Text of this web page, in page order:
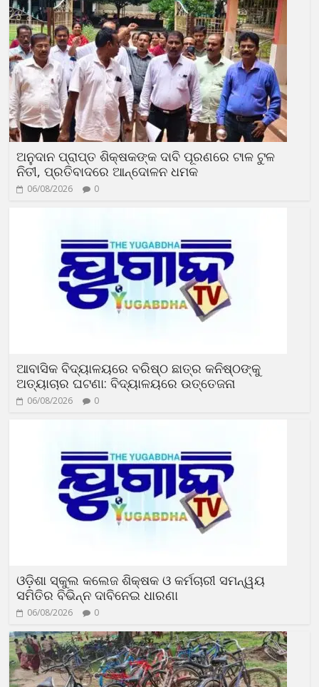
ଅନୁଦାନ ପ୍ରାପ୍ତ ଶିକ୍ଷକଙ୍କ ଦାବି ପୂରଣରେ ଟାଳ ଟୁଳ
ନିତୀ, ପ୍ରତିବାଦରେ ଆନ୍ଦୋଳନ ଧମକ
06/08/2026 0
ଆବାସିକ ବିଦ୍ୟାଳୟରେ ବରିଷ୍ଠ ଛାତ୍ର କନିଷ୍ଠଙ୍କୁ
ଅତ୍ୟାଚାର ଘଟଣା: ବିଦ୍ୟାଳୟରେ ଉତ୍ତେଜନା
06/08/2026 0
ଓଡ଼ିଶା ସ୍କୁଲ କଲେଜ ଶିକ୍ଷକ ଓ କର୍ମଚାରୀ ସମନ୍ୱୟ
ସମିତିର ବିଭିନ୍ନ ଦାବିନେଇ ଧାରଣା
06/08/2026 0